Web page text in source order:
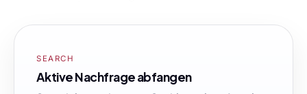
SEARCH
Aktive Nachfrage abfangen